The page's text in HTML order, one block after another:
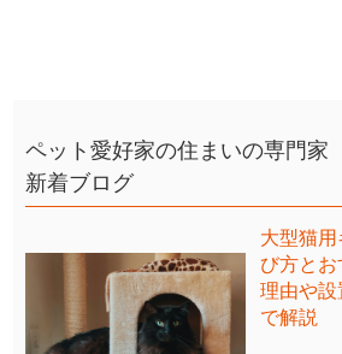
ペット愛好家の住まいの専門家
新着ブログ
大型猫
び方と
理由や設
で解説